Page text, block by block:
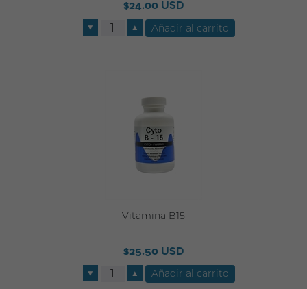
$24.00 USD
▼ ▲
Vitamina B15
$25.50 USD
▼ ▲